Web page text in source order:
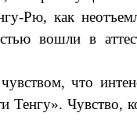
Рю, как
вошли в
что
Тенгу». Чувство,